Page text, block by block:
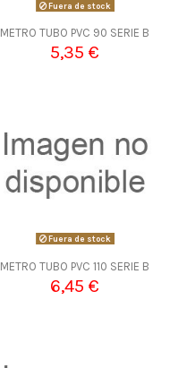
Fuera de stock
METRO TUBO PVC 90 SERIE B
5,35 €
Fuera de stock
METRO TUBO PVC 110 SERIE B
6,45 €